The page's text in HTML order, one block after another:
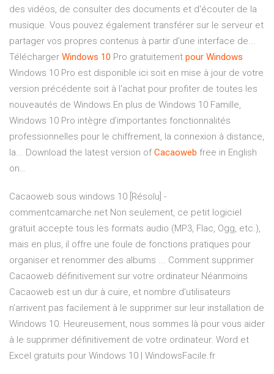
des vidéos, de consulter des documents et d'écouter de la
musique. Vous pouvez également transférer sur le serveur et
partager vos propres contenus à partir d'une interface de...
Télécharger Windows 10 Pro gratuitement pour Windows
Windows 10 Pro est disponible ici soit en mise à jour de votre
version précédente soit à l'achat pour profiter de toutes les
nouveautés de Windows.En plus de Windows 10 Famille,
Windows 10 Pro intègre d’importantes fonctionnalités
professionnelles pour le chiffrement, la connexion à distance,
la... Download the latest version ofCacaoweb free in English
on…
Cacaoweb sous windows 10 [Résolu] -
commentcamarche.net Non seulement, ce petit logiciel
gratuit accepte tous les formats audio (MP3, Flac, Ogg, etc.),
mais en plus, il offre une foule de fonctions pratiques pour
organiser et renommer des albums ... Comment supprimer
Cacaoweb définitivement sur votre ordinateur Néanmoins
Cacaoweb est un dur à cuire, et nombre d’utilisateurs
n’arrivent pas facilement à le supprimer sur leur installation de
Windows 10. Heureusement, nous sommes là pour vous aider
à le supprimer définitivement de votre ordinateur. Word et
Excel gratuits pour Windows 10 | WindowsFacile.fr